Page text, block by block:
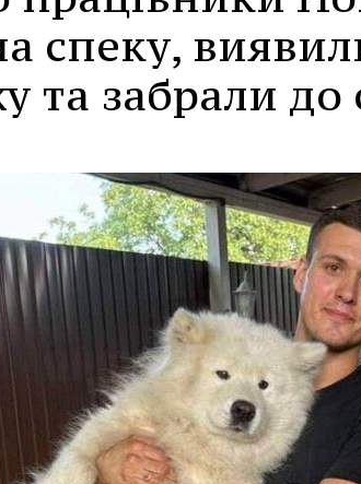
спеку,
та забрали до